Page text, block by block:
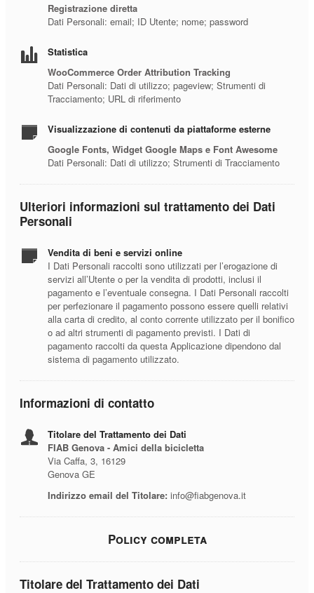
Registrazione diretta
Dati Personali: email; ID Utente; nome; password
Statistica
WooCommerce Order Attribution Tracking
Dati Personali: Dati di utilizzo; pageview; Strumenti di
Tracciamento; URL di riferimento
Visualizzazione di contenuti da piattaforme esterne
Google Fonts, Widget Google Maps e Font Awesome
Dati Personali: Dati di utilizzo; Strumenti di Tracciamento
Ulteriori informazioni sul trattamento dei Dati
Personali
Vendita di beni e servizi online
I Dati Personali raccolti sono utilizzati per l’erogazione di
servizi all’Utente o per la vendita di prodotti, inclusi il
pagamento e l’eventuale consegna. I Dati Personali raccolti
per perfezionare il pagamento possono essere quelli relativi
alla carta di credito, al conto corrente utilizzato per il bonifico
o ad altri strumenti di pagamento previsti. I Dati di
pagamento raccolti da questa Applicazione dipendono dal
sistema di pagamento utilizzato.
Informazioni di contatto
Titolare del Trattamento dei Dati
FIAB Genova - Amici della bicicletta
Via Caffa, 3, 16129
Genova GE
Indirizzo email del Titolare: info@fiabgenova.it
Policy completa
Titolare del Trattamento dei Dati